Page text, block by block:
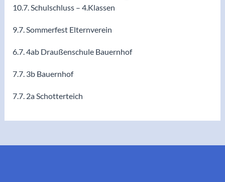
10.7. Schulschluss – 4.Klassen
9.7. Sommerfest Elternverein
6.7. 4ab Draußenschule Bauernhof
7.7. 3b Bauernhof
7.7. 2a Schotterteich